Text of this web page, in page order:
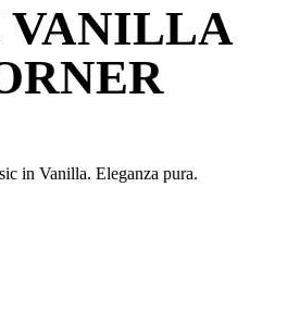
in Vanilla. Eleganza pura.